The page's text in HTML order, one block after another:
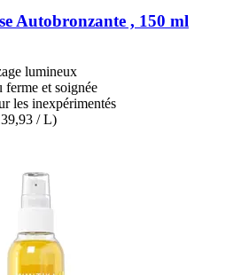
Autobronzante , 150 ml
lumineux
ferme et soignée
les inexpérimentés
/ L)